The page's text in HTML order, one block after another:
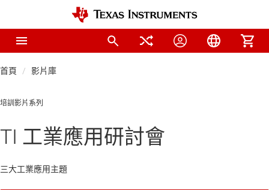
首頁 影片庫
培訓影片系列
TI 工業應用研討會
三大工業應用主題